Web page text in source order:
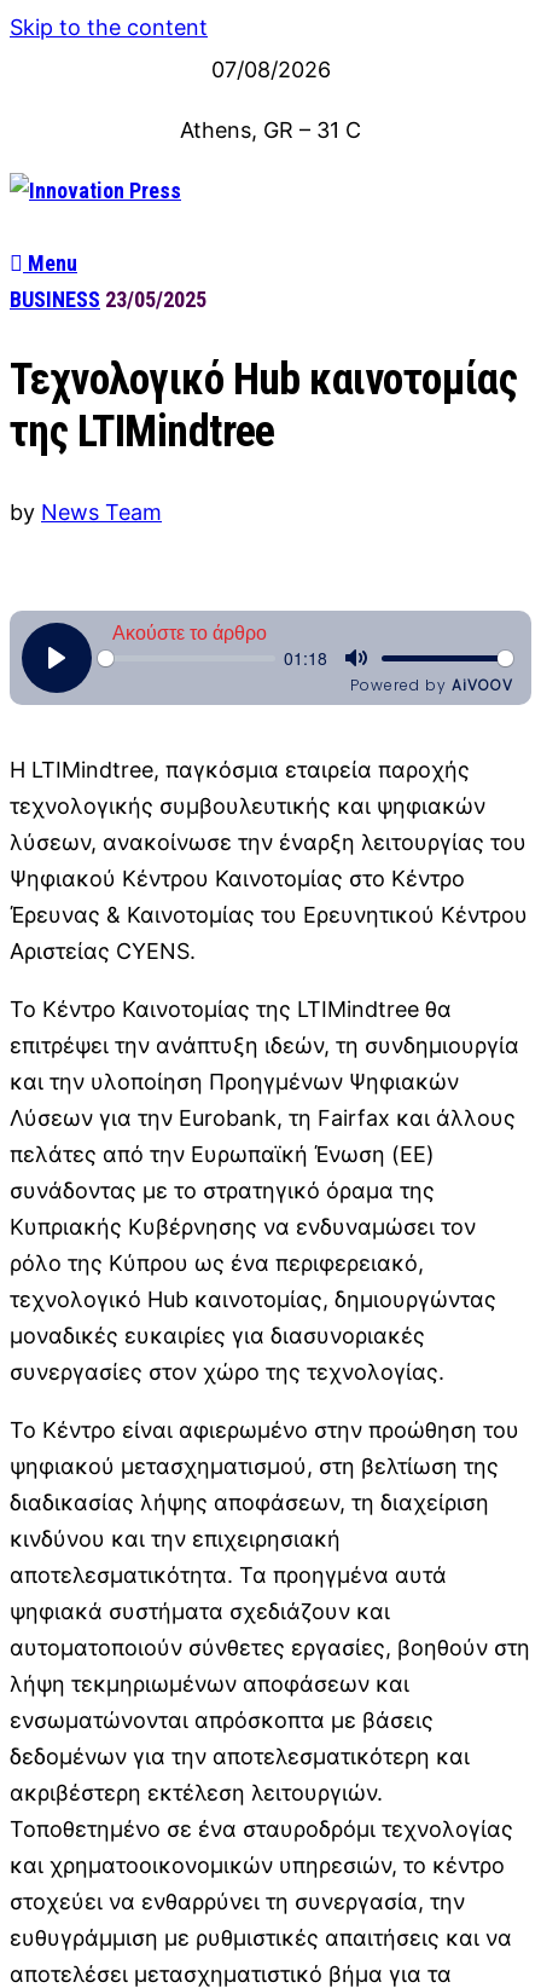
Skip to the content
07/08/2026
Athens, GR – 31 C
Menu
BUSINESS 23/05/2025
Τεχνολογικό Hub καινοτομίας
της LTIMindtree
by News Team
Η LTIMindtree, παγκόσμια εταιρεία παροχής
τεχνολογικής συμβουλευτικής και ψηφιακών
λύσεων, ανακοίνωσε την έναρξη λειτουργίας του
Ψηφιακού Κέντρου Καινοτομίας στο Κέντρο
Έρευνας & Καινοτομίας του Ερευνητικού Κέντρου
Αριστείας CYENS.
Το Κέντρο Καινοτομίας της LTIMindtree θα
επιτρέψει την ανάπτυξη ιδεών, τη συνδημιουργία
και την υλοποίηση Προηγμένων Ψηφιακών
Λύσεων για την Eurobank, τη Fairfax και άλλους
πελάτες από την Ευρωπαϊκή Ένωση (EE)
συνάδοντας με το στρατηγικό όραμα της
Κυπριακής Κυβέρνησης να ενδυναμώσει τον
ρόλο της Κύπρου ως ένα περιφερειακό,
τεχνολογικό Hub καινοτομίας, δημιουργώντας
μοναδικές ευκαιρίες για διασυνοριακές
συνεργασίες στον χώρο της τεχνολογίας.
Το Κέντρο είναι αφιερωμένο στην προώθηση του
ψηφιακού μετασχηματισμού, στη βελτίωση της
διαδικασίας λήψης αποφάσεων, τη διαχείριση
κινδύνου και την επιχειρησιακή
αποτελεσματικότητα. Τα προηγμένα αυτά
ψηφιακά συστήματα σχεδιάζουν και
αυτοματοποιούν σύνθετες εργασίες, βοηθούν στη
λήψη τεκμηριωμένων αποφάσεων και
ενσωματώνονται απρόσκοπτα με βάσεις
δεδομένων για την αποτελεσματικότερη και
ακριβέστερη εκτέλεση λειτουργιών.
Τοποθετημένο σε ένα σταυροδρόμι τεχνολογίας
και χρηματοοικονομικών υπηρεσιών, το κέντρο
στοχεύει να ενθαρρύνει τη συνεργασία, την
ευθυγράμμιση με ρυθμιστικές απαιτήσεις και να
αποτελέσει μετασχηματιστικό βήμα για τα